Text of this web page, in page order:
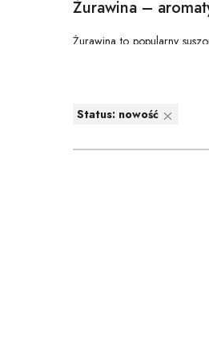
Żurawina –
Żurawina to popularny
Charakterystyka
Suszona żurawina ma
Żurawina należy do
Status: nowość ×